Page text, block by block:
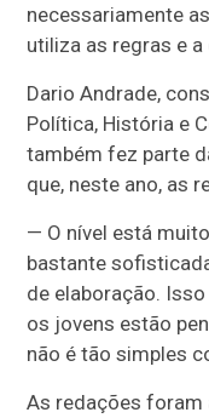
necessariamente
utiliza as regras e
Dario Andrade,
Política, História e
também fez parte
que, neste ano, as
— O nível está
bastante
de elaboração.
os jovens estão
não é tão simples
As redações foram